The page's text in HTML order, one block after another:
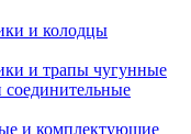
и колодцы
и трапы чугунные
и комплектующие